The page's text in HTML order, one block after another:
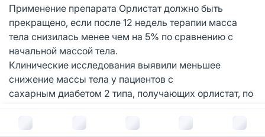
В корзину за
Применение препарата Орлистат должно быть
прекращено, если после 12 недель терапии масса
тела снизилась менее чем на 5% по сравнению с
начальной массой тела.
Клинические исследования выявили меньшее
снижение массы тела у пациентов с
сахарным диабетом 2 типа, получающих орлистат, по
сравнению с пациентами без сахарного
диабета, получающими орлистат.